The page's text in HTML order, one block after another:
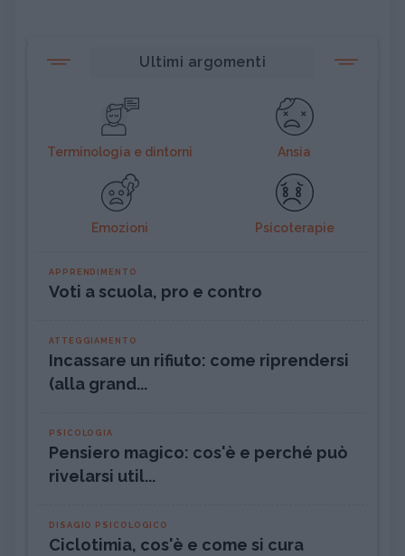
Ultimi argomenti
Terminologia e dintorni Ansia
Emozioni Psicoterapie
APPRENDIMENTO
Voti a scuola, pro e contro
ATTEGGIAMENTO
Incassare un rifiuto: come riprendersi
(alla grand...
PSICOLOGIA
Pensiero magico: cos'è e perché può
rivelarsi util...
DISAGIO PSICOLOGICO
Ciclotimia, cos'è e come si cura